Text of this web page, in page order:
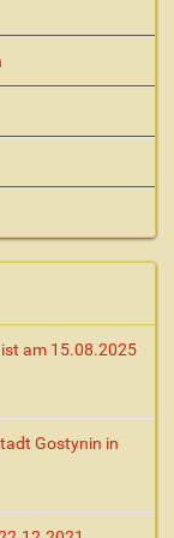
am 15.08.2025
Gostynin in